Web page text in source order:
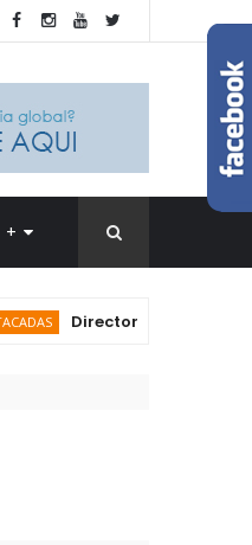
+
Director del SNS realiza